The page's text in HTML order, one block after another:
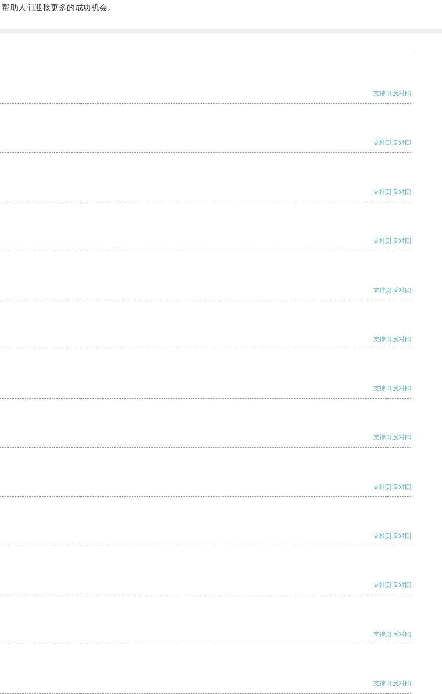
人们迎接更多的成功机会。
支持[0] 反对[0]
支持[0] 反对[0]
支持[0] 反对[0]
支持[0] 反对[0]
支持[0] 反对[0]
支持[0] 反对[0]
支持[0] 反对[0]
支持[0] 反对[0]
支持[0] 反对[0]
支持[0] 反对[0]
支持[0] 反对[0]
支持[0] 反对[0]
支持[0] 反对[0]